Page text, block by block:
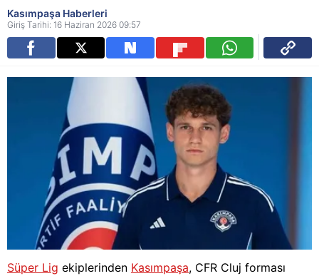
Kasımpaşa Haberleri
Giriş Tarihi: 16 Haziran 2026 09:57
Süper Lig ekiplerinden Kasımpaşa, CFR Cluj forması